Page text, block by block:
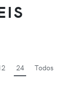
24 Todos